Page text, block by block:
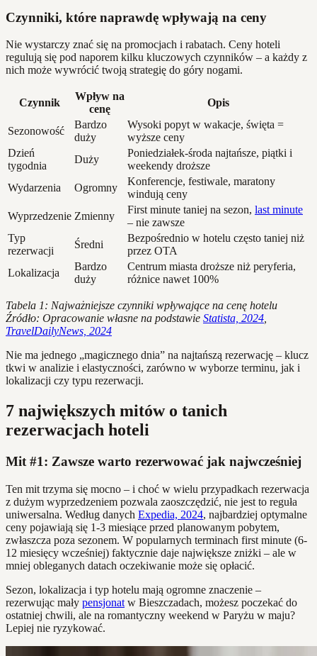
Czynniki, które naprawdę wpływają na ceny
Nie wystarczy znać się na promocjach i rabatach. Ceny hoteli
regulują się pod naporem kilku kluczowych czynników – a każdy z
nich może wywrócić twoją strategię do góry nogami.
Czynnik
Wpływ na
cenę
Opis
Sezonowość
Bardzo
duży
Wysoki popyt w wakacje, święta =
wyższe ceny
Dzień
tygodnia
Duży
Poniedziałek-środa najtańsze, piątki i
weekendy droższe
Wydarzenia
Ogromny
Konferencje, festiwale, maratony
windują ceny
Wyprzedzenie Zmienny
First minute taniej na sezon, last minute
– nie zawsze
Typ
rezerwacji
Średni
Bezpośrednio w hotelu często taniej niż
przez OTA
Lokalizacja
Bardzo
duży
Centrum miasta droższe niż peryferia,
różnice nawet 100%
Tabela 1: Najważniejsze czynniki wpływające na cenę hotelu
Źródło: Opracowanie własne na podstawie Statista, 2024
TravelDailyNews, 2024
Nie ma jednego „magicznego dnia” na najtańszą rezerwację – klucz
tkwi w analizie i elastyczności, zarówno w wyborze terminu, jak i
lokalizacji czy typu rezerwacji.
7 największych mitów o tanich
rezerwacjach hoteli
Mit #1: Zawsze warto rezerwować jak najwcześniej
Ten mit trzyma się mocno – i choć w wielu przypadkach rezerwacja
z dużym wyprzedzeniem pozwala zaoszczędzić, nie jest to reguła
uniwersalna. Według danych Expedia, 2024, najbardziej optymalne
ceny pojawiają się 1-3 miesiące przed planowanym pobytem,
zwłaszcza poza sezonem. W popularnych terminach first minute (6-
12 miesięcy wcześniej) faktycznie daje największe zniżki – ale w
mniej obleganych datach oczekiwanie może się opłacić.
Sezon, lokalizacja i typ hotelu mają ogromne znaczenie –
rezerwując mały pensjonat w Bieszczadach, możesz poczekać do
ostatniej chwili, ale na romantyczny weekend w Paryżu w maju?
Lepiej nie ryzykować.